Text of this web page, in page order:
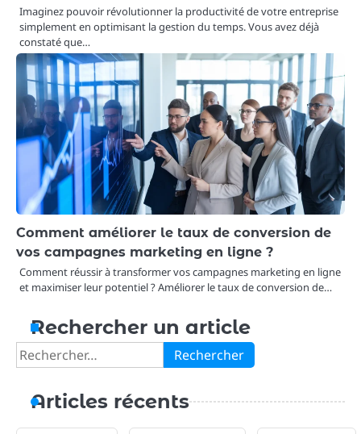
Imaginez pouvoir révolutionner la productivité de votre entreprise
simplement en optimisant la gestion du temps. Vous avez déjà
constaté que…
Comment améliorer le taux de conversion de
vos campagnes marketing en ligne ?
Comment réussir à transformer vos campagnes marketing en ligne
et maximiser leur potentiel ? Améliorer le taux de conversion de…
Rechercher un article
Rechercher :
Articles récents